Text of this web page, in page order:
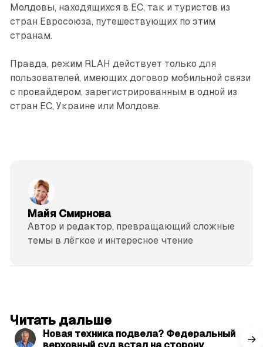
Молдовы, находящихся в ЕС, так и туристов из
стран Евросоюза, путешествующих по этим
странам.
Правда, режим RLAH действует только для
пользователей, имеющих договор мобильной связи
с провайдером, зарегистрированным в одной из
стран ЕС, Украине или Молдове.
Майя Смирнова
Автор и редактор, превращающий сложные
темы в лёгкое и интересное чтение
Читать дальше
Новая техника подвела? Федеральный